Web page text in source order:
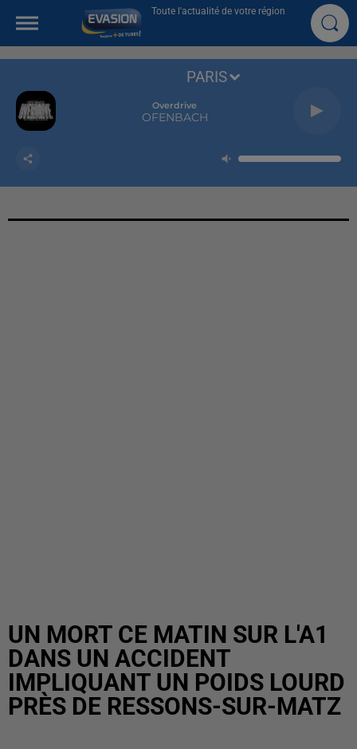
Toute l'actualité de votre région
Overdrive
OFENBACH
PARIS
UN MORT CE MATIN SUR L'A1
DANS UN ACCIDENT
IMPLIQUANT UN POIDS LOURD
PRÈS DE RESSONS-SUR-MATZ